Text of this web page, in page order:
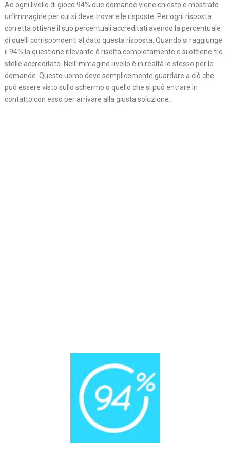
Ad ogni livello di gioco 94% due domande viene chiesto e mostrato
un’immagine per cui si deve trovare le risposte. Per ogni risposta
corretta ottiene il suo percentuali accreditati avendo la percentuale
di quelli corrispondenti al dato questa risposta. Quando si raggiunge
il 94% la questione rilevante è risolta completamente e si ottiene tre
stelle accreditato. Nell’immagine-livello è in realtà lo stesso per le
domande. Questo uomo deve semplicemente guardare a ciò che
può essere visto sullo schermo o quello che si può entrare in
contatto con esso per arrivare alla giusta soluzione.